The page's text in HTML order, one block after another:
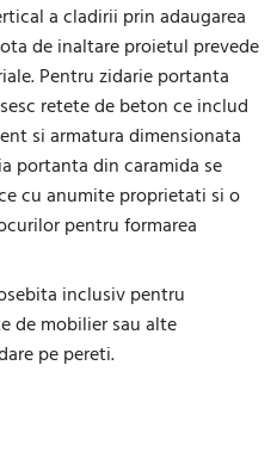
a cladirii prin adaugarea
de inaltare proietul prevede
Pentru zidarie portanta
retete de beton ce includ
si armatura dimensionata
portanta din caramida se
cu anumite proprietati si o
pentru formarea
inclusiv pentru
de mobilier sau alte
pe pereti.